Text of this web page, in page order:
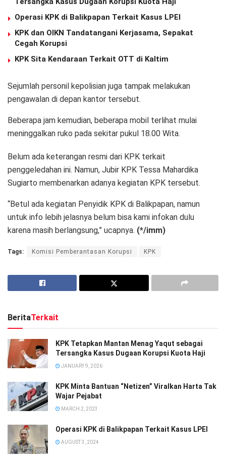
Operasi KPK di Balikpapan Terkait Kasus LPEI
KPK dan OIKN Tandatangani Kerjasama, Sepakat
Cegah Korupsi
KPK Sita Kendaraan Terkait OTT di Kaltim
Sejumlah personil kepolisian juga tampak melakukan
pengawalan di depan kantor tersebut.
Beberapa jam kemudian, beberapa mobil terlihat mulai
meninggalkan ruko pada sekitar pukul 18.00 Wita.
Belum ada keterangan resmi dari KPK terkait
penggeledahan ini. Namun, Jubir KPK Tessa Mahardika
Sugiarto membenarkan adanya kegiatan KPK tersebut.
“Betul ada kegiatan Penyidik KPK di Balikpapan, namun
untuk info lebih jelasnya belum bisa kami infokan dulu
karena masih berlangsung,” ucapnya. (*/imm)
Tags: Komisi Pemberantasan Korupsi KPK
BeritaTerkait
KPK Tetapkan Mantan Menag Yaqut sebagai
Tersangka Kasus Dugaan Korupsi Kuota Haji
JANUARY 9, 2026
KPK Minta Bantuan “Netizen” Viralkan Harta Tak
Wajar Pejabat
MARCH 2, 2023
Operasi KPK di Balikpapan Terkait Kasus LPEI
AUGUST 3, 2024